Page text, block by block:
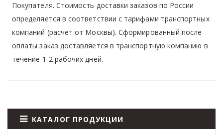
Покупателя. Стоимость доставки заказов по России
определяется в соответствии с тарифами транспортных
компаний (расчет от Москвы). Сформированный после
оплаты заказ доставляется в транспортную компанию в
течение 1-2 рабочих дней.
КАТАЛОГ ПРОДУКЦИИ